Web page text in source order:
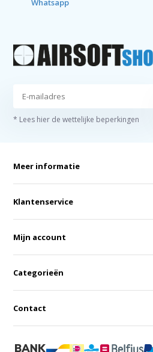
Whatsapp
* Lees hier de wettelijke beperkingen
Meer informatie
Klantenservice
Mijn account
Categorieën
Contact